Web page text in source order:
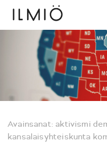
Avainsanat: aktivismi
kansalaisyhteiskunta